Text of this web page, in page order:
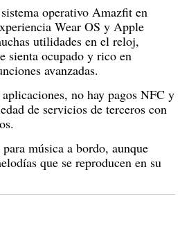
operativo Amazfit en
Wear OS y Apple
utilidades en el reloj,
sienta ocupado y rico en
avanzadas.
no hay pagos NFC y
de servicios de terceros con
música a bordo, aunque
que se reproducen en su